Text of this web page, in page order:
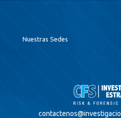
Nuestras Sedes
contactenos@